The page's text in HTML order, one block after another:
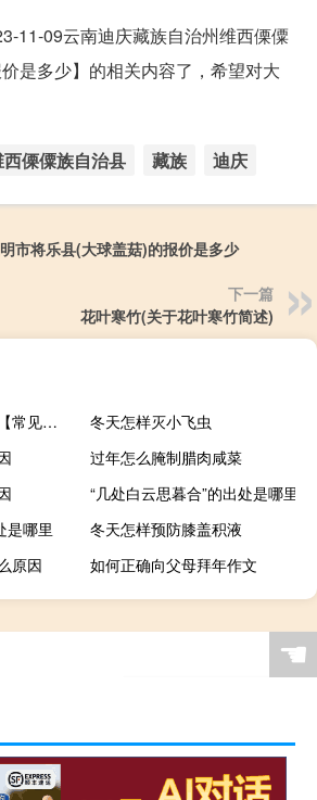
11-09云南迪庆藏族自治州维西傈僳
是多少】的相关内容了，希望对大
西傈僳族自治县 藏族 迪庆
市将乐县(大球盖菇)的报价是多少
下一篇
花叶寒竹(关于花叶寒竹简述)
自媒体如何吸引人气【常见的策略和方法提高吸引力】
冬天怎样灭小飞虫
过年怎么腌制腊肉咸菜
“几处白云思暮合”的出处是哪里
是哪里
冬天怎样预防膝盖积液
原因
如何正确向父母拜年作文
哪里
☚